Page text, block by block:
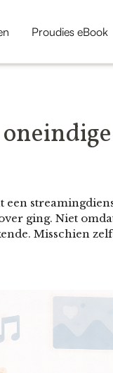
Proudies eBook
een
ging. Niet
Misschien